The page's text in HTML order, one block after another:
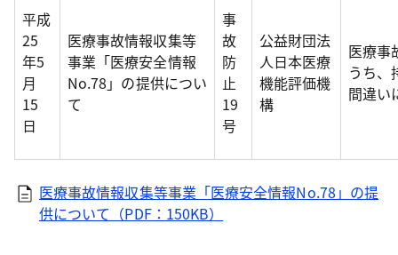
平成
25
年5
月
15
日
医療事故情報収集等
事業「医療安全情報
No.78」の提供につい
て
事
故
防
止
19
号
公益財団法
人日本医療
機能評価機
構
医療事
うち、
間違い
医療事故情報収集等事業「医療安全情報No.78」の提
供について（PDF：150KB）